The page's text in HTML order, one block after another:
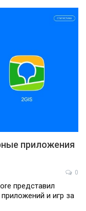
приложения
0
представил
и игр за